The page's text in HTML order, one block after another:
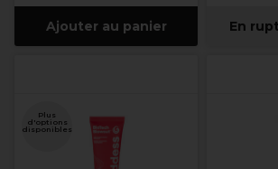
Ajouter au panier En
Plus
d'options
disponibles